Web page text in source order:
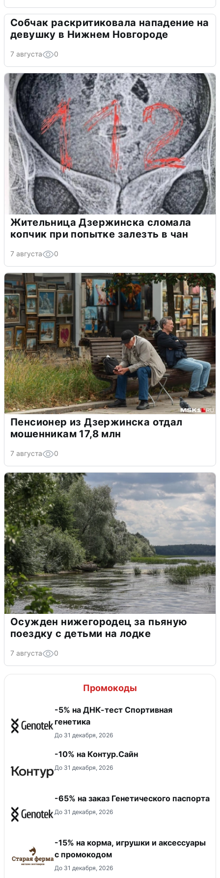
Собчак раскритиковала нападение на
девушку в Нижнем Новгороде
7 августа 0
Жительница Дзержинска сломала
копчик при попытке залезть в чан
7 августа 0
Пенсионер из Дзержинска отдал
мошенникам 17,8 млн
7 августа 0
Осужден нижегородец за пьяную
поездку с детьми на лодке
7 августа 0
Промокоды
-5% на ДНК-тест Спортивная
генетика
До 31 декабря, 2026
-10% на Контур.Сайн
До 31 декабря, 2026
-65% на заказ Генетического паспорта
До 31 декабря, 2026
-15% на корма, игрушки и аксессуары
с промокодом
До 31 декабря, 2026